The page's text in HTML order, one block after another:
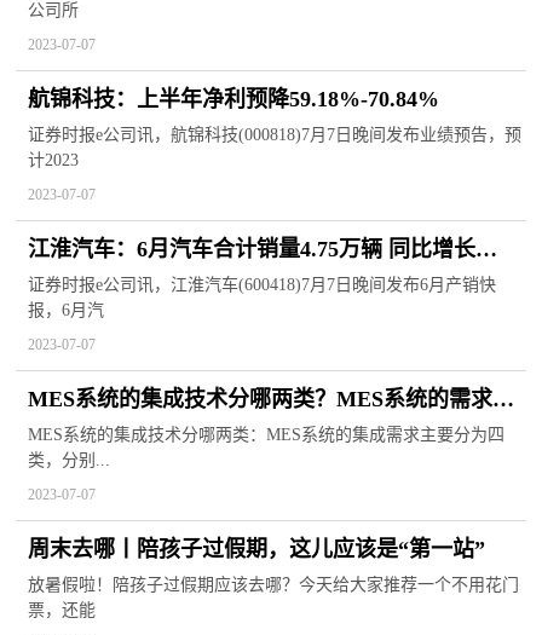
公司所
2023-07-07
航锦科技：上半年净利预降59.18%-70.84%
证券时报e公司讯，航锦科技(000818)7月7日晚间发布业绩预告，预
计2023
2023-07-07
江淮汽车：6月汽车合计销量4.75万辆 同比增长
10.11%
证券时报e公司讯，江淮汽车(600418)7月7日晚间发布6月产销快
报，6月汽
2023-07-07
MES系统的集成技术分哪两类？MES系统的需求有
哪些？
MES系统的集成技术分哪两类：MES系统的集成需求主要分为四
类，分别...
2023-07-07
周末去哪丨陪孩子过假期，这儿应该是“第一站”
放暑假啦！陪孩子过假期应该去哪？今天给大家推荐一个不用花门
票，还能